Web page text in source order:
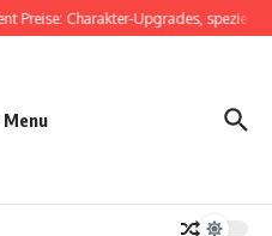
Charakter-Upgrades, spezielle
Menu